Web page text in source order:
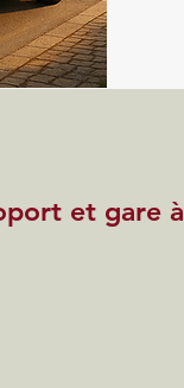
et gare à